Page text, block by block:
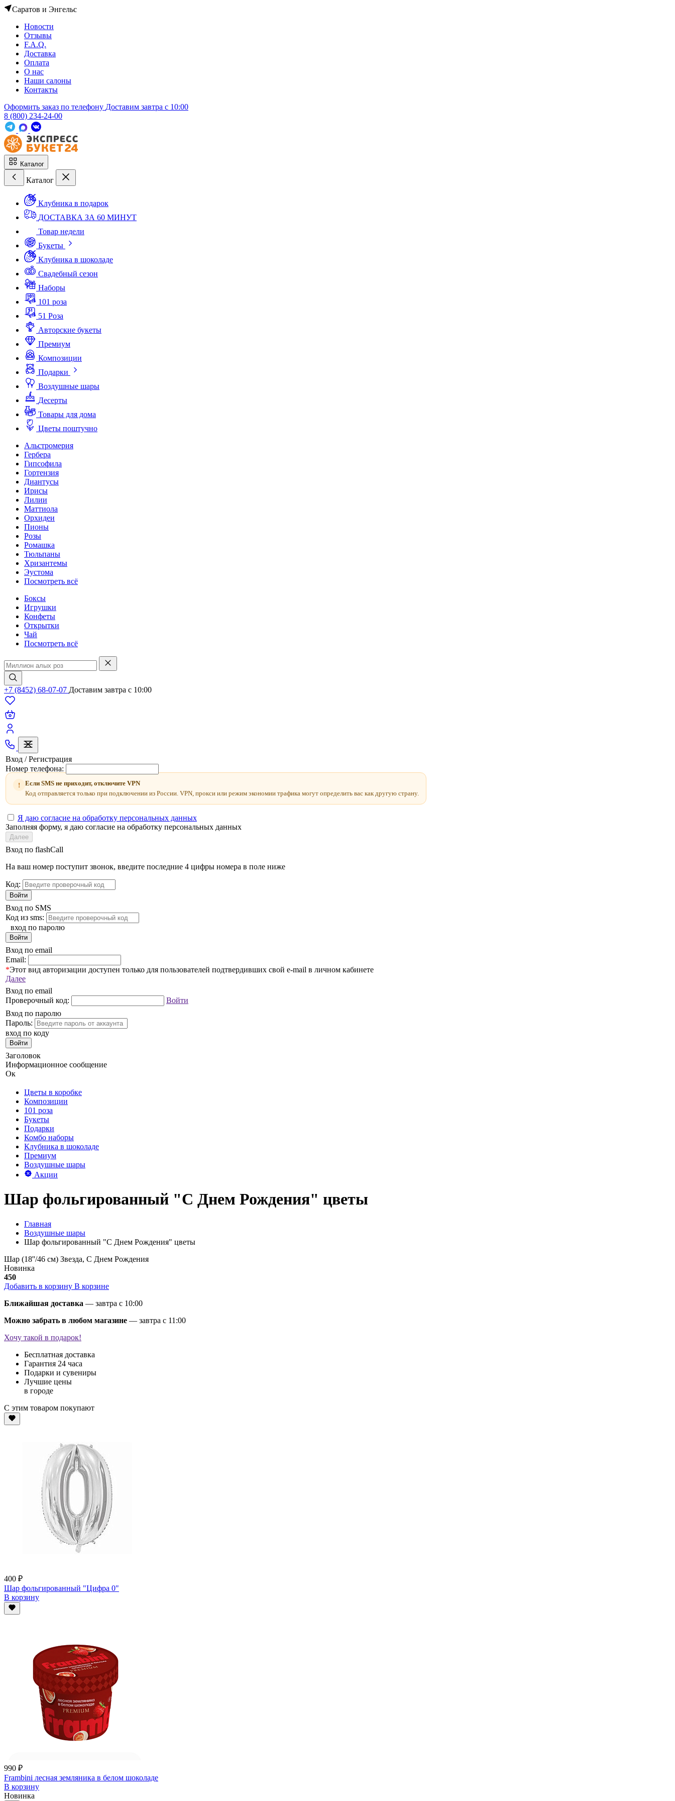
Саратов и Энгельс
Новости
Отзывы
F.A.Q.
Доставка
Оплата
О нас
Наши салоны
Контакты
Оформить заказ по телефону Доставим завтра c 10:00
8 (800) 234-24-00
Каталог
Каталог
Клубника в подарок
ДОСТАВКА ЗА 60 МИНУТ
Товар недели
Букеты
Клубника в шоколаде
Свадебный сезон
Наборы
101 роза
51 Роза
Авторские букеты
Премиум
Композиции
Подарки
Воздушные шары
Десерты
Товары для дома
Цветы поштучно
Альстромерия
Гербера
Гипсофила
Гортензия
Диантусы
Ирисы
Лилии
Маттиола
Орхидеи
Пионы
Розы
Ромашка
Тюльпаны
Хризантемы
Эустома
Посмотреть всё
Боксы
Игрушки
Конфеты
Открытки
Чай
Посмотреть всё
+7 (8452) 68-07-07 Доставим завтра c 10:00
Вход / Регистрация
Номер телефона:
!
Если SMS не приходит, отключите VPN
Код отправляется только при подключении из России. VPN, прокси или режим экономии трафика могут определить вас как другую страну.
Я даю согласие на обработку персональных данных
Заполняя форму, я даю согласие на обработку персональных данных
Далее
Вход по flashCall
На ваш номер поступит звонок, введите последние 4 цифры номера в поле ниже
Код:
Войти
Вход по SMS
Код из sms:
вход по паролю
Войти
Вход по email
Email:
*Этот вид авторизации доступен только для пользователей подтвердивших свой e-mail в личном кабинете
Далее
Вход по email
Проверочный код:
Войти
Вход по паролю
Пароль:
вход по коду
Войти
Заголовок
Информационное сообщение
Ок
Цветы в коробке
Композиции
101 роза
Букеты
Подарки
Комбо наборы
Клубника в шоколаде
Премиум
Воздушные шары
Акции
Шар фольгированный "С Днем Рождения" цветы
Главная
Воздушные шары
Шар фольгированный "С Днем Рождения" цветы
Шар (18''/46 см) Звезда, С Днем Рождения
Новинка
450
Добавить в корзину В корзине
Ближайшая доставка — завтра c 10:00
Можно забрать в любом магазине — завтра c 11:00
Хочу такой в подарок!
Бесплатная доставка
Гарантия 24 часа
Подарки и сувениры
Лучшие цены
в городе
С этим товаром покупают
400 ₽
Шар фольгированный "Цифра 0"
В корзину
990 ₽
Frambini лесная земляника в белом шоколаде
В корзину
Новинка